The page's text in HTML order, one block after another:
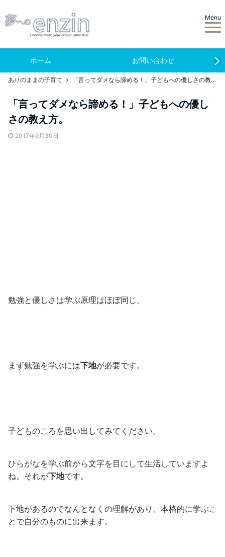
Menu
ホーム お問い合わせ
ありのままの子育て 「言ってダメなら諦める！」子どもへの優しさの教え方。
「言ってダメなら諦める！」子どもへの優し
さの教え方。
2017年9月30日
勉強と優しさは学ぶ原理はほぼ同じ。
まず勉強を学ぶには下地が必要です。
子どものころを思い出してみてください。
ひらがなを学ぶ前から文字を目にして生活していますよ
ね。それが下地です。
下地があるのでなんとなくの理解があり、本格的に学ぶこ
とで自分のものに出来ます。